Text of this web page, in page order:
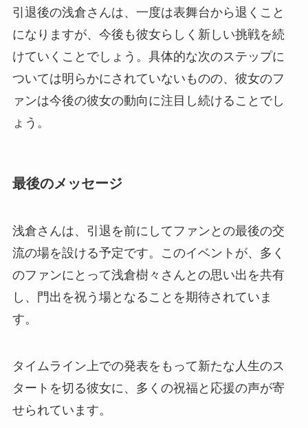
引退後の浅倉さんは、一度は表舞台から退くこと
になりますが、今後も彼女らしく新しい挑戦を続
けていくことでしょう。具体的な次のステップに
ついては明らかにされていないものの、彼女のフ
ァンは今後の彼女の動向に注目し続けることでし
ょう。
最後のメッセージ
浅倉さんは、引退を前にしてファンとの最後の交
流の場を設ける予定です。このイベントが、多く
のファンにとって浅倉樹々さんとの思い出を共有
し、門出を祝う場となることを期待されていま
す。
タイムライン上での発表をもって新たな人生のス
タートを切る彼女に、多くの祝福と応援の声が寄
せられています。